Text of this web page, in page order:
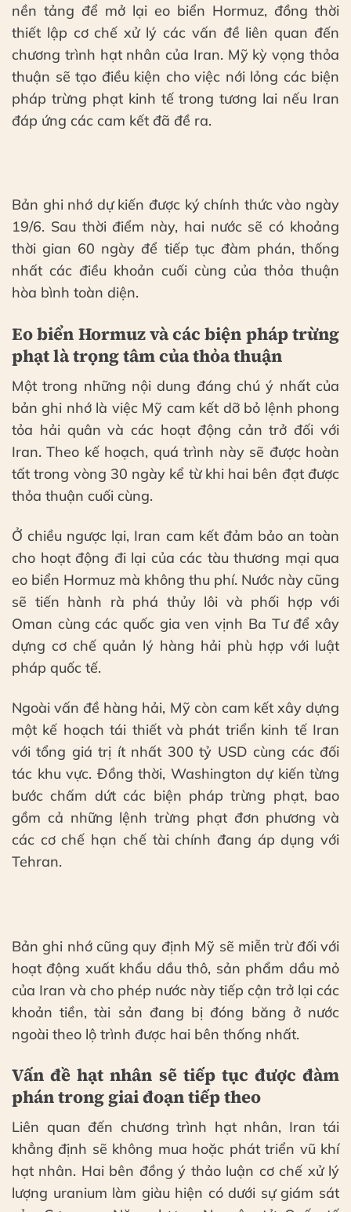
nền tảng để mở lại eo biển Hormuz, đồng thời
thiết lập cơ chế xử lý các vấn đề liên quan đến
chương trình hạt nhân của Iran. Mỹ kỳ vọng thỏa
thuận sẽ tạo điều kiện cho việc nới lỏng các biện
pháp trừng phạt kinh tế trong tương lai nếu Iran
đáp ứng các cam kết đã đề ra.
Bản ghi nhớ dự kiến được ký chính thức vào ngày
19/6. Sau thời điểm này, hai nước sẽ có khoảng
thời gian 60 ngày để tiếp tục đàm phán, thống
nhất các điều khoản cuối cùng của thỏa thuận
hòa bình toàn diện.
Eo biển Hormuz và các biện pháp trừng
phạt là trọng tâm của thỏa thuận
Một trong những nội dung đáng chú ý nhất của
bản ghi nhớ là việc Mỹ cam kết dỡ bỏ lệnh phong
tỏa hải quân và các hoạt động cản trở đối với
Iran. Theo kế hoạch, quá trình này sẽ được hoàn
tất trong vòng 30 ngày kể từ khi hai bên đạt được
thỏa thuận cuối cùng.
Ở chiều ngược lại, Iran cam kết đảm bảo an toàn
cho hoạt động đi lại của các tàu thương mại qua
eo biển Hormuz mà không thu phí. Nước này cũng
sẽ tiến hành rà phá thủy lôi và phối hợp với
Oman cùng các quốc gia ven vịnh Ba Tư để xây
dựng cơ chế quản lý hàng hải phù hợp với luật
pháp quốc tế.
Ngoài vấn đề hàng hải, Mỹ còn cam kết xây dựng
một kế hoạch tái thiết và phát triển kinh tế Iran
với tổng giá trị ít nhất 300 tỷ USD cùng các đối
tác khu vực. Đồng thời, Washington dự kiến từng
bước chấm dứt các biện pháp trừng phạt, bao
gồm cả những lệnh trừng phạt đơn phương và
các cơ chế hạn chế tài chính đang áp dụng với
Tehran.
Bản ghi nhớ cũng quy định Mỹ sẽ miễn trừ đối với
hoạt động xuất khẩu dầu thô, sản phẩm dầu mỏ
của Iran và cho phép nước này tiếp cận trở lại các
khoản tiền, tài sản đang bị đóng băng ở nước
ngoài theo lộ trình được hai bên thống nhất.
Vấn đề hạt nhân sẽ tiếp tục được đàm
phán trong giai đoạn tiếp theo
Liên quan đến chương trình hạt nhân, Iran tái
khẳng định sẽ không mua hoặc phát triển vũ khí
hạt nhân. Hai bên đồng ý thảo luận cơ chế xử lý
lượng uranium làm giàu hiện có dưới sự giám sát